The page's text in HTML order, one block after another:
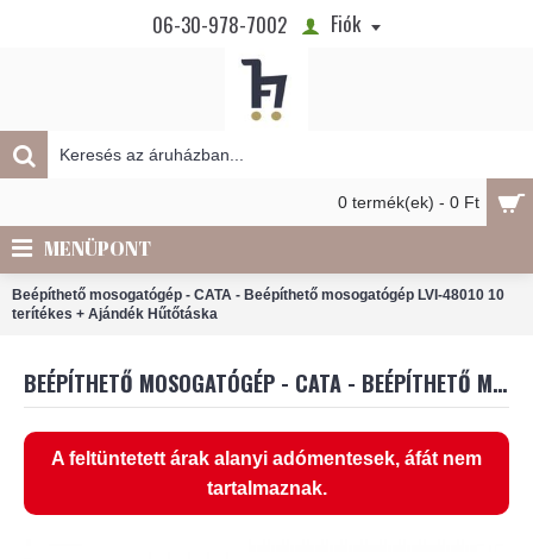
06-30-978-7002 Fiók
0 termék(ek) - 0 Ft
MENÜPONT
Beépíthető mosogatógép - CATA - Beépíthető mosogatógép LVI-48010 10
terítékes + Ajándék Hűtőtáska
BEÉPÍTHETŐ MOSOGATÓGÉP - CATA - BEÉPÍTHETŐ MOSOGATÓGÉP LVI-48010 10 TERÍTÉKES + AJÁNDÉK HŰTŐTÁSKA
A feltüntetett árak alanyi adómentesek, áfát nem
tartalmaznak.